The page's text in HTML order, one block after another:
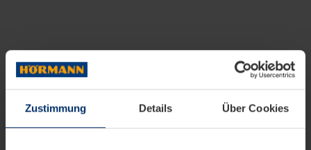
Zustimmung Details Über Cookies